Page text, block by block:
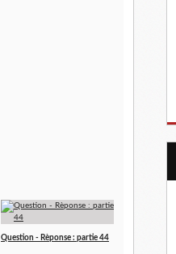
Question - Rèponse : partie 44